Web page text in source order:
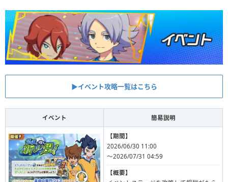
▶︎イベント攻略一覧はこちら
イベント 簡易説明
【期間】
2026/06/30 11:00
〜2026/07/31 04:59
【概要】